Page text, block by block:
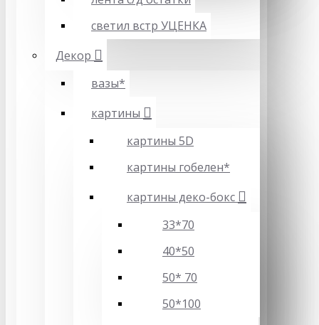
светил встр УЦЕНКА
Декор
вазы*
картины
картины 5D
картины гобелен*
картины деко-бокс
33*70
40*50
50* 70
50*100